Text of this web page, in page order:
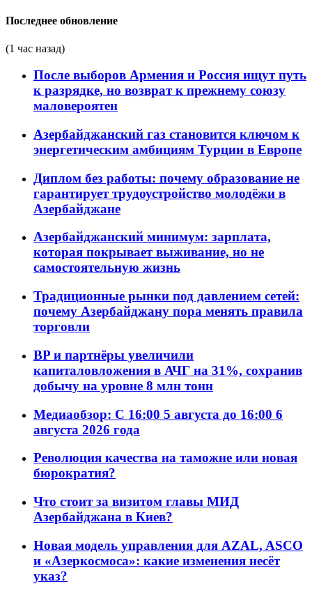
Последнее обновление
(1 час назад)
После выборов Армения и Россия ищут путь
к разрядке, но возврат к прежнему союзу
маловероятен
Азербайджанский газ становится ключом к
энергетическим амбициям Турции в Европе
Диплом без работы: почему образование не
гарантирует трудоустройство молодёжи в
Азербайджане
Азербайджанский минимум: зарплата,
которая покрывает выживание, но не
самостоятельную жизнь
Традиционные рынки под давлением сетей:
почему Азербайджану пора менять правила
торговли
BP и партнёры увеличили
капиталовложения в АЧГ на 31%, сохранив
добычу на уровне 8 млн тонн
Медиаобзор: С 16:00 5 августа до 16:00 6
августа 2026 года
Революция качества на таможне или новая
бюрократия?
Что стоит за визитом главы МИД
Азербайджана в Киев?
Новая модель управления для AZAL, ASCO
и «Азеркосмоса»: какие изменения несёт
указ?